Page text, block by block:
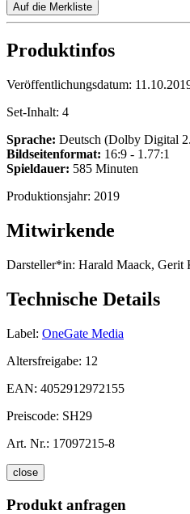
Auf die Merkliste
Produktinfos
Veröffentlichungsdatum:
Set-Inhalt: 4
Sprache: Deutsch (Dolby Digital
Bildseitenformat: 16:9 - 1.77:1
Spieldauer: 585 Minuten
Produktionsjahr: 2019
Mitwirkende
Darsteller*in: Harald Maack, Gerit
Technische Details
Label: OneGate Media
Altersfreigabe: 12
EAN: 4052912972155
Preiscode: SH29
Art. Nr.: 17097215-8
close
Produkt anfragen